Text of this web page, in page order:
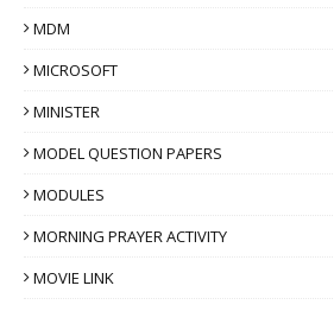
MDM
MICROSOFT
MINISTER
MODEL QUESTION PAPERS
MODULES
MORNING PRAYER ACTIVITY
MOVIE LINK